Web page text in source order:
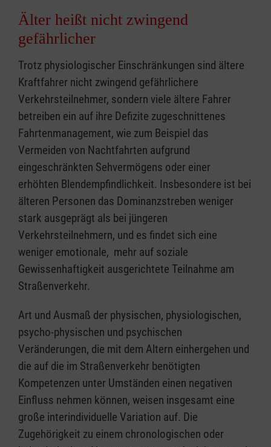
Älter heißt nicht zwingend
gefährlicher
Trotz physiologischer Einschränkungen sind ältere
Kraftfahrer nicht zwingend gefährlichere
Verkehrsteilnehmer, sondern viele ältere Fahrer
betreiben ein auf ihre Defizite zugeschnittenes
Fahrtenmanagement, wie zum Beispiel das
Vermeiden von Nachtfahrten aufgrund
eingeschränkten Sehvermögens oder einer
erhöhten Blendempfindlichkeit. Insbesondere ist bei
älteren Personen das Dominanzstreben weniger
stark ausgeprägt als bei jüngeren
Verkehrsteilnehmern, und es findet sich eine
weniger emotionale, mehr auf soziale
Gewissenhaftigkeit ausgerichtete Teilnahme am
Straßenverkehr.
Art und Ausmaß der physischen, physiologischen,
psycho-physischen und psychischen
Veränderungen, die mit dem Altern einhergehen und
die auf die im Straßenverkehr benötigten
Kompetenzen unter Umständen einen negativen
Einfluss nehmen können, weisen insgesamt eine
große interindividuelle Variation auf. Die
Zugehörigkeit zu einem chronologischen oder